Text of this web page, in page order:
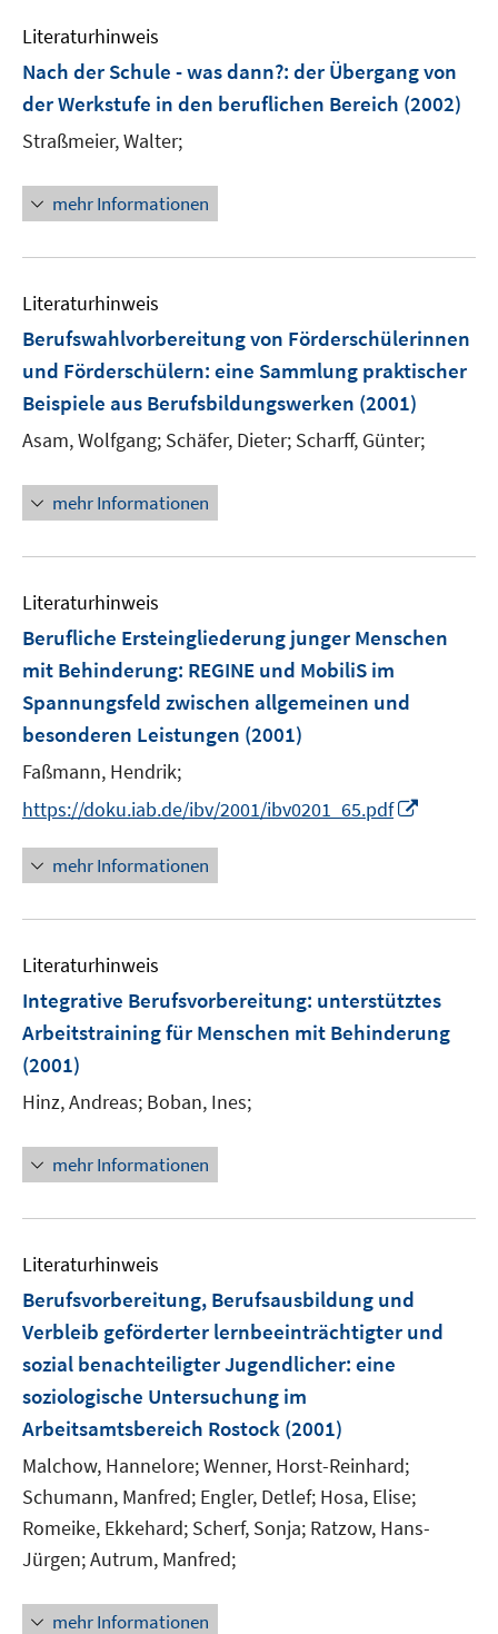
Literaturhinweis
Nach der Schule - was dann?: der Übergang von
der Werkstufe in den beruflichen Bereich (2002)
Straßmeier, Walter;
mehr Informationen
Literaturhinweis
Berufswahlvorbereitung von Förderschülerinnen
und Förderschülern: eine Sammlung praktischer
Beispiele aus Berufsbildungswerken (2001)
Asam, Wolfgang; Schäfer, Dieter; Scharff, Günter;
mehr Informationen
Literaturhinweis
Berufliche Ersteingliederung junger Menschen
mit Behinderung: REGINE und MobiliS im
Spannungsfeld zwischen allgemeinen und
besonderen Leistungen (2001)
Faßmann, Hendrik;
https://doku.iab.de/ibv/2001/ibv0201_65.pdf
u
F
n
mehr Informationen
Literaturhinweis
Integrative Berufsvorbereitung: unterstütztes
Arbeitstraining für Menschen mit Behinderung
(2001)
Hinz, Andreas; Boban, Ines;
mehr Informationen
Literaturhinweis
Berufsvorbereitung, Berufsausbildung und
Verbleib geförderter lernbeeinträchtigter und
sozial benachteiligter Jugendlicher: eine
soziologische Untersuchung im
Arbeitsamtsbereich Rostock (2001)
Malchow, Hannelore;Wenner, Horst-Reinhard;
Schumann, Manfred; Engler, Detlef; Hosa, Elise;
Romeike, Ekkehard; Scherf, Sonja; Ratzow, Hans-
Jürgen;Autrum, Manfred;
mehr Informationen